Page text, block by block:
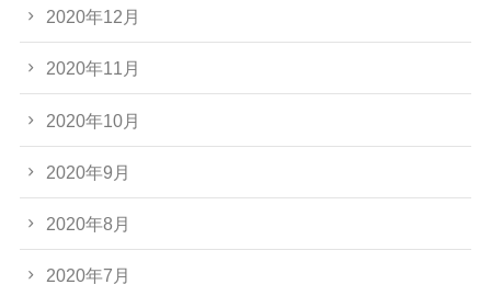
2020年12月
2020年11月
2020年10月
2020年9月
2020年8月
2020年7月